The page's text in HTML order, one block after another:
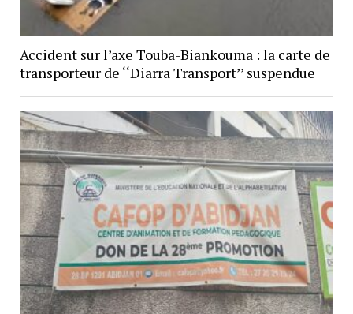
Accident sur l’axe Touba-Biankouma : la carte de
transporteur de ‘‘Diarra Transport’’ suspendue